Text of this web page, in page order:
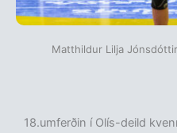
Matthildur Lilja
18.umferðin í Olís-deild